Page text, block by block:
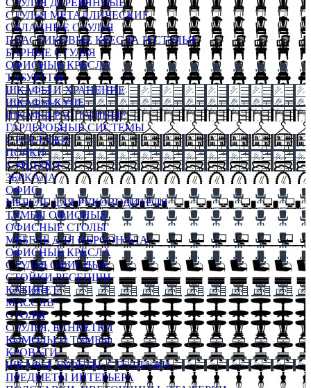
СТУЛЬЯ ДЕРЕВЯННЫЕ
СТУЛЬЯ МЕТАЛЛИЧЕСКИЕ
СКЛАДНЫЕ СТУЛЬЯ
ПЛАСТИКОВЫЕ КРЕСЛА И СТУЛЬЯ
БАРНЫЕ СТУЛЬЯ
ОФИСНЫЕ КРЕСЛА
ТАБУРЕТЫ
ШКАФЫ И ХРАНЕНИЕ
ШКАФЫ-КУПЕ
ШКАФЫ-РАСПАШНЫЕ
ГАРДЕРОБНЫЕ СИСТЕМЫ
СТЕЛЛАЖИ
ПОЛКИ
СУНДУКИ
ЗЕРКАЛА
ОФИС
МЕБЕЛЬ ДЛЯ РУКОВОДИТЕЛЯ
ТУМБЫ ОФИСНЫЕ
ОФИСНЫЕ СТОЛЫ
МЕБЕЛЬ ДЛЯ ПЕРСОНАЛА
ОФИСНЫЕ КРЕСЛА
СТУЛЬЯ ОФИСНЫЕ
СТОЙКИ РЕСЕПШН
КАБИНЕТ
МАССИВ
СТОЛЫ
СТУЛЬЯ, БАНКЕТКИ
КОМОДЫ И ТУМБЫ
КРОВАТИ
ШКАФЫ, БУФЕТЫ, СТЕЛЛАЖИ
ПРЕДМЕТЫ ИНТЕРЬЕРА